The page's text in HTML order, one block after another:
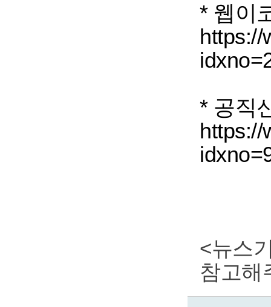
* 웹이
https://
* 공직
https://
<뉴스
참고해